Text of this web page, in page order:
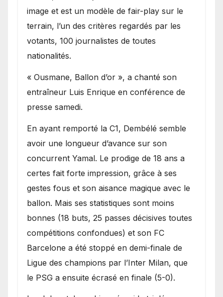
image et est un modèle de fair-play sur le
terrain, l’un des critères regardés par les
votants, 100 journalistes de toutes
nationalités.
« Ousmane, Ballon d’or », a chanté son
entraîneur Luis Enrique en conférence de
presse samedi.
En ayant remporté la C1, Dembélé semble
avoir une longueur d’avance sur son
concurrent Yamal. Le prodige de 18 ans a
certes fait forte impression, grâce à ses
gestes fous et son aisance magique avec le
ballon. Mais ses statistiques sont moins
bonnes (18 buts, 25 passes décisives toutes
compétitions confondues) et son FC
Barcelone a été stoppé en demi-finale de
Ligue des champions par l’Inter Milan, que
le PSG a ensuite écrasé en finale (5-0).